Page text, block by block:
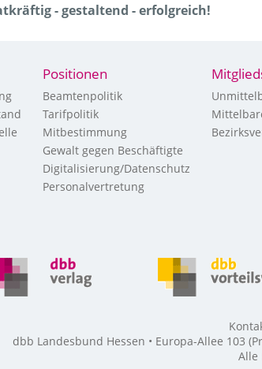
- gestaltend - erfolgreich!
Positionen
Beamtenpolitik
Tarifpolitik
Mitbestimmung
Gewalt gegen Beschäftigte
Digitalisierung/Datenschutz
Personalvertretung
dbb Landesbund Hessen • Europa-Allee 103
Alle